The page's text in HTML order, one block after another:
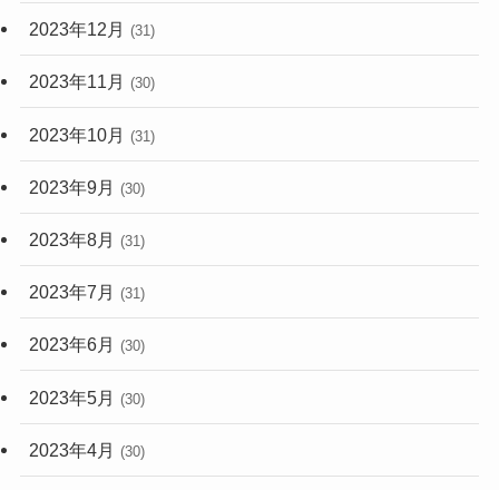
2023年12月 (31)
2023年11月 (30)
2023年10月 (31)
2023年9月 (30)
2023年8月 (31)
2023年7月 (31)
2023年6月 (30)
2023年5月 (30)
2023年4月 (30)